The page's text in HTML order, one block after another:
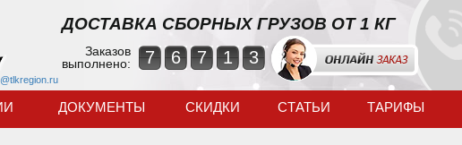
ДОСТАВКА СБОРНЫХ ГРУЗОВ ОТ 1 КГ
Заказов
выполнено:
7 6 7 1 3
ДОКУМЕНТЫ СКИДКИ СТАТЬИ ТАРИФЫ